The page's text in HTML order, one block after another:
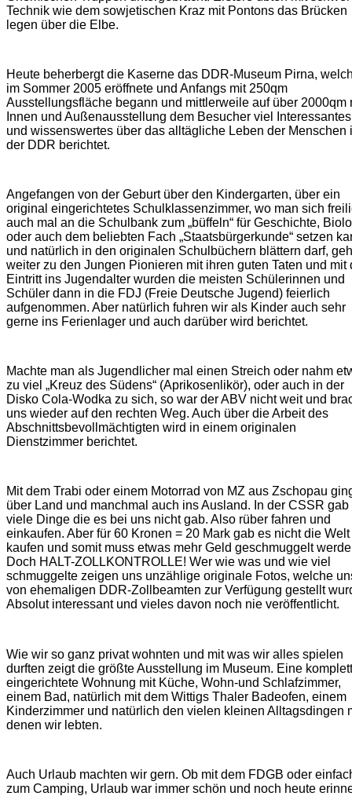
Technik wie dem sowjetischen Kraz mit Pontons das Brücken
legen über die Elbe.
Heute beherbergt die Kaserne das DDR-Museum Pirna,
im Sommer 2005 eröffnete und Anfangs mit 250qm
Ausstellungsfläche begann und mittlerweile auf über 2000qm
Innen und Außenausstellung dem Besucher viel Interessantes
und wissenswertes über das alltägliche Leben der Menschen
der DDR berichtet.
Angefangen von der Geburt über den Kindergarten, über ein
original eingerichtetes Schulklassenzimmer, wo man sich
auch mal an die Schulbank zum „büffeln“ für Geschichte,
oder auch dem beliebten Fach „Staatsbürgerkunde“ setzen
und natürlich in den originalen Schulbüchern blättern darf,
weiter zu den Jungen Pionieren mit ihren guten Taten und mit
Eintritt ins Jugendalter wurden die meisten Schülerinnen und
Schüler dann in die FDJ (Freie Deutsche Jugend) feierlich
aufgenommen. Aber natürlich fuhren wir als Kinder auch sehr
gerne ins Ferienlager und auch darüber wird berichtet.
Machte man als Jugendlicher mal einen Streich oder nahm
zu viel „Kreuz des Südens“ (Aprikosenlikör), oder auch in der
Disko Cola-Wodka zu sich, so war der ABV nicht weit und
uns wieder auf den rechten Weg. Auch über die Arbeit des
Abschnittsbevollmächtigten wird in einem originalen
Dienstzimmer berichtet.
Mit dem Trabi oder einem Motorrad von MZ aus Zschopau
über Land und manchmal auch ins Ausland. In der CSSR gab
viele Dinge die es bei uns nicht gab. Also rüber fahren und
einkaufen. Aber für 60 Kronen = 20 Mark gab es nicht die Welt
kaufen und somit muss etwas mehr Geld geschmuggelt
Doch HALT-ZOLLKONTROLLE! Wer wie was und wie viel
schmuggelte zeigen uns unzählige originale Fotos, welche
von ehemaligen DDR-Zollbeamten zur Verfügung gestellt
Absolut interessant und vieles davon noch nie veröffentlicht.
Wie wir so ganz privat wohnten und mit was wir alles spielen
durften zeigt die größte Ausstellung im Museum. Eine komplett
eingerichtete Wohnung mit Küche, Wohn-und Schlafzimmer,
einem Bad, natürlich mit dem Wittigs Thaler Badeofen, einem
Kinderzimmer und natürlich den vielen kleinen Alltagsdingen
denen wir lebten.
Auch Urlaub machten wir gern. Ob mit dem FDGB oder
zum Camping, Urlaub war immer schön und noch heute